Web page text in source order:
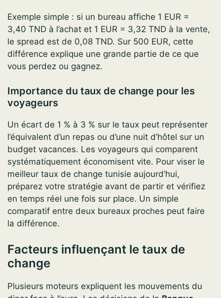
Exemple simple : si un bureau affiche 1 EUR =
3,40 TND à l’achat et 1 EUR = 3,32 TND à la vente,
le spread est de 0,08 TND. Sur 500 EUR, cette
différence explique une grande partie de ce que
vous perdez ou gagnez.
Importance du taux de change pour les
voyageurs
Un écart de 1 % à 3 % sur le taux peut représenter
l’équivalent d’un repas ou d’une nuit d’hôtel sur un
budget vacances. Les voyageurs qui comparent
systématiquement économisent vite. Pour viser le
meilleur taux de change tunisie aujourd’hui,
préparez votre stratégie avant de partir et vérifiez
en temps réel une fois sur place. Un simple
comparatif entre deux bureaux proches peut faire
la différence.
Facteurs influençant le taux de
change
Plusieurs moteurs expliquent les mouvements du